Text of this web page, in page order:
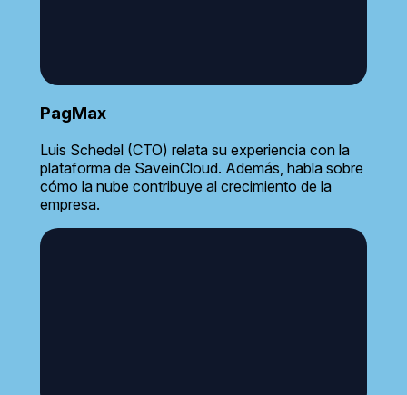
PagMax
Luis Schedel (CTO) relata su experiencia con la
plataforma de SaveinCloud. Además, habla sobre
cómo la nube contribuye al crecimiento de la
empresa.